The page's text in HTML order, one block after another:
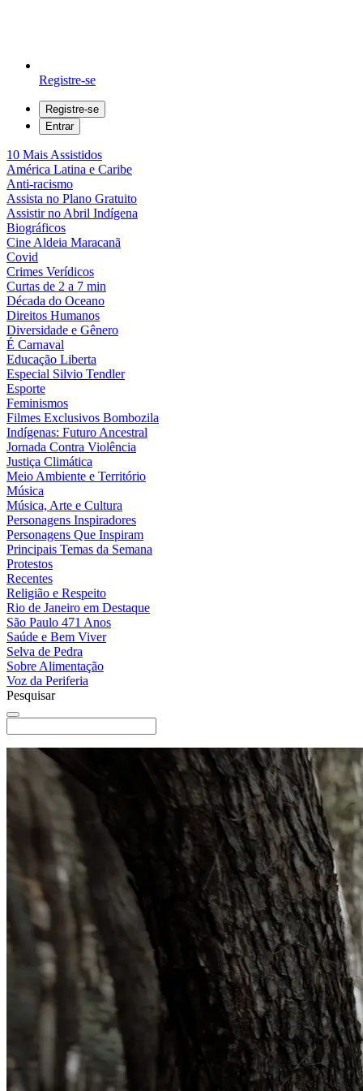
Registre-se
Registre-se
Entrar
10 Mais Assistidos
América Latina e Caribe
Anti-racismo
Assista no Plano Gratuito
Assistir no Abril Indígena
Biográficos
Cine Aldeia Maracanã
Covid
Crimes Verídicos
Curtas de 2 a 7 min
Década do Oceano
Direitos Humanos
Diversidade e Gênero
É Carnaval
Educação Liberta
Especial Silvio Tendler
Esporte
Feminismos
Filmes Exclusivos Bombozila
Indígenas: Futuro Ancestral
Jornada Contra Violência
Justiça Climática
Meio Ambiente e Território
Música
Música, Arte e Cultura
Personagens Inspiradores
Personagens Que Inspiram
Principais Temas da Semana
Protestos
Recentes
Religião e Respeito
Rio de Janeiro em Destaque
São Paulo 471 Anos
Saúde e Bem Viver
Selva de Pedra
Sobre Alimentação
Voz da Periferia
Pesquisar